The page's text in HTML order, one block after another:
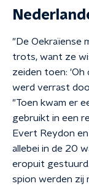
"De Oekraïense
trots, want ze
zeiden toen: 'Oh
werd verrast
"Toen kwam er
gebruikt in een
Evert Reydon
allebei in de 20
eropuit
spion werden zij